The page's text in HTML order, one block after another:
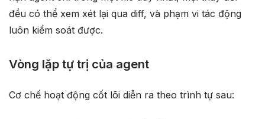
đều có thể xem xét lại qua diff, và phạm vi tác động
luôn kiểm soát được.
Vòng lặp tự trị của agent
Cơ chế hoạt động cốt lõi diễn ra theo trình tự sau: